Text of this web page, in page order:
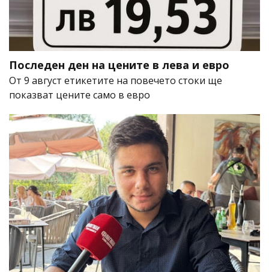
Последен ден на цените в лева и евро
От 9 август етикетите на повечето стоки ще
показват цените само в евро